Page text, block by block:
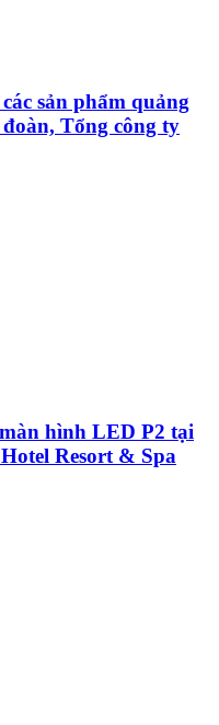
sản phẩm quảng
Tổng công ty
hình LED P2 tại
Resort & Spa